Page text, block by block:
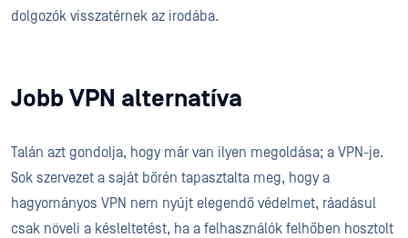
dolgozók visszatérnek az irodába.
Jobb VPN alternatíva
Talán azt gondolja, hogy már van ilyen megoldása; a VPN-je.
Sok szervezet a saját bőrén tapasztalta meg, hogy a
hagyományos VPN nem nyújt elegendő védelmet, ráadásul
csak növeli a késleltetést, ha a felhasználók felhőben hosztolt